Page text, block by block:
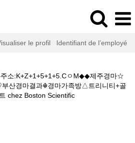
le profil Identifiant de l’employé
소:K+Z+1+5+1+5.CㅇM◆◆제주경마☆
산경마결과☬경마가족방△트리니티+골
chez Boston Scientific(page